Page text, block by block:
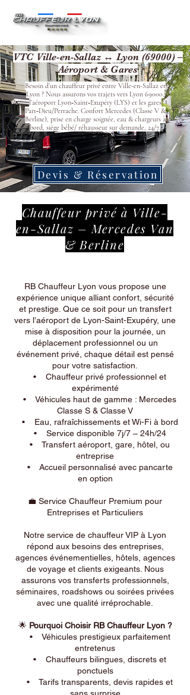
VTC Ville-en-Sallaz ↔ Lyon (69000) –
Aéroport & Gares
Besoin d’un chauffeur privé entre Ville-en-Sallaz et
Lyon ? Nous assurons vos trajets vers Lyon 69000,
l’aéroport Lyon‑Saint‑Exupéry (LYS) et les gares
Part‑Dieu/Perrache. Confort Mercedes (Classe V &
Berline), prise en charge soignée, eau & chargeurs à
bord, siège bébé/ réhausseur sur demande, 24/7.
Devis & Réservation
Chauffeur privé à Ville-
en-Sallaz – Mercedes Van
& Berline
RB Chauffeur Lyon vous propose une
expérience unique alliant confort, sécurité
et prestige. Que ce soit pour un transfert
vers l’aéroport de Lyon-Saint-Exupéry, une
mise à disposition pour la journée, un
déplacement professionnel ou un
événement privé, chaque détail est pensé
pour votre satisfaction.
• Chauffeur privé professionnel et
expérimenté
• Véhicules haut de gamme : Mercedes
Classe S & Classe V
• Eau, rafraîchissements et Wi-Fi à bord
• Service disponible 7j/7 – 24h/24
• Transfert aéroport, gare, hôtel, ou
entreprise
• Accueil personnalisé avec pancarte
en option
💼 Service Chauffeur Premium pour
Entreprises et Particuliers
Notre service de chauffeur VIP à Lyon
répond aux besoins des entreprises,
agences événementielles, hôtels, agences
de voyage et clients exigeants. Nous
assurons vos transferts professionnels,
séminaires, roadshows ou soirées privées
avec une qualité irréprochable.
🌟 Pourquoi Choisir RB Chauffeur Lyon ?
• Véhicules prestigieux parfaitement
entretenus
• Chauffeurs bilingues, discrets et
ponctuels
• Tarifs transparents, devis rapides et